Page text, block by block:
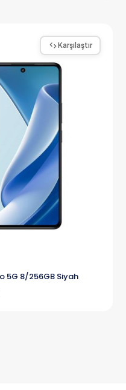
Karşılaştır
5G 8/256GB Siyah